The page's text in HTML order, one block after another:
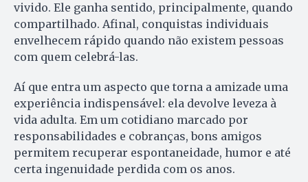
vivido. Ele ganha sentido, principalmente, quando
compartilhado. Afinal, conquistas individuais
envelhecem rápido quando não existem pessoas
com quem celebrá-las.
Aí que entra um aspecto que torna a amizade uma
experiência indispensável: ela devolve leveza à
vida adulta. Em um cotidiano marcado por
responsabilidades e cobranças, bons amigos
permitem recuperar espontaneidade, humor e até
certa ingenuidade perdida com os anos.